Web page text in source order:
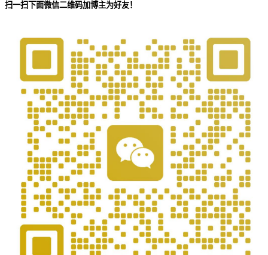
扫一扫下面微信二维码加博主为好友！